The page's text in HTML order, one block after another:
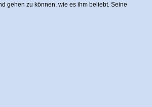
gehen zu können, wie es ihm beliebt. Seine